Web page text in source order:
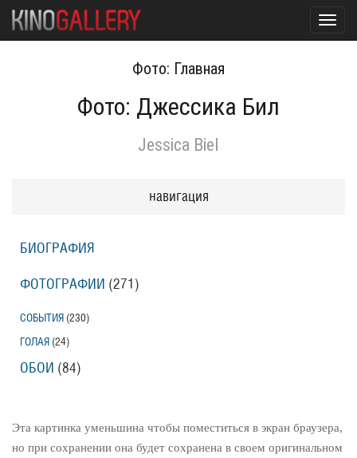
Фото: Главная
Фото: Джессика Бил
Jessica Biel
Эта картинка уменьшина чтобы поместиться в экран браузера,
но при сохранении она будет сохранена в своем оригинальном
навигация
БИОГРАФИЯ
ФОТОГРАФИИ (271 )
СОБЫТИЯ (230)
ГОЛАЯ (24)
ОБОИ (84)